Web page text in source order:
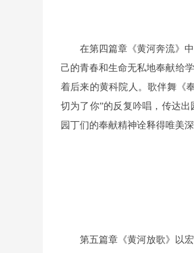
在第四篇章《黄河奔流》
己的青春和生命无私地奉献给
着后来的黄科院人。歌伴舞《
切为了你”的反复吟唱，传达
园丁们的奉献精神诠释得唯美深
第五篇章《黄河放歌》以